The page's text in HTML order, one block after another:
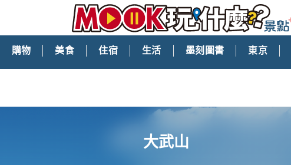
購物 美食 住宿 生活 墨刻圖書 東京
大武山